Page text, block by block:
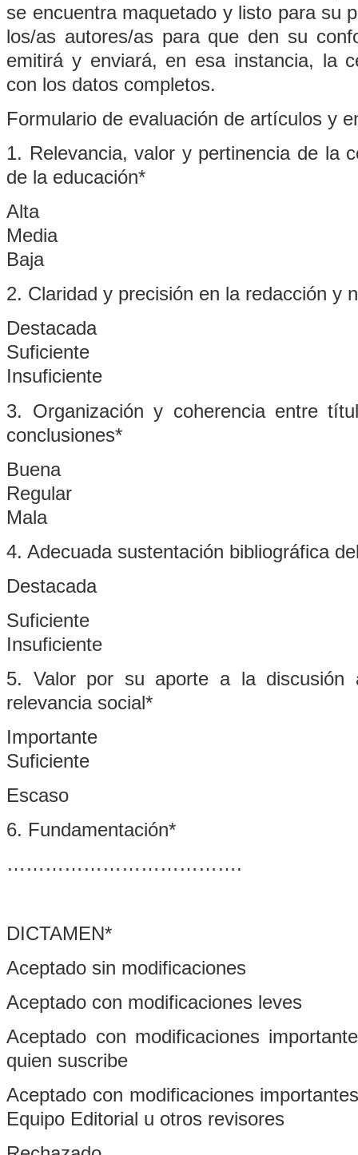
se encuentra maquetado y listo para su
los/as autores/as para que den su
emitirá y enviará, en esa instancia, la
con los datos completos.
Formulario de evaluación de artículos y
1. Relevancia, valor y pertinencia de la
de la educación*
Alta
Media
Baja
2. Claridad y precisión en la redacción y
Destacada
Suficiente
Insuficiente
3. Organización y coherencia entre
conclusiones*
Buena
Regular
Mala
4. Adecuada sustentación bibliográfica
Destacada
Suficiente
Insuficiente
5. Valor por su aporte a la discusión
relevancia social*
Importante
Suficiente
Escaso
6. Fundamentación*
……………………………….
DICTAMEN*
Aceptado sin modificaciones
Aceptado con modificaciones leves
Aceptado con modificaciones
quien suscribe
Aceptado con modificaciones
Equipo Editorial u otros revisores